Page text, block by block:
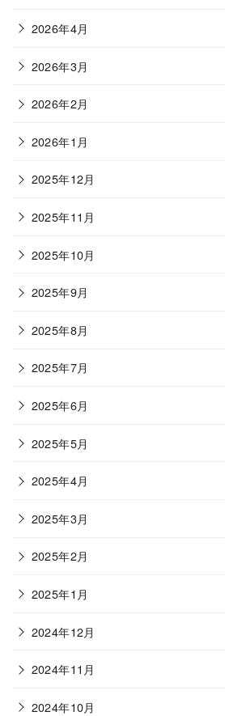
2026年4月
2026年3月
2026年2月
2026年1月
2025年12月
2025年11月
2025年10月
2025年9月
2025年8月
2025年7月
2025年6月
2025年5月
2025年4月
2025年3月
2025年2月
2025年1月
2024年12月
2024年11月
2024年10月